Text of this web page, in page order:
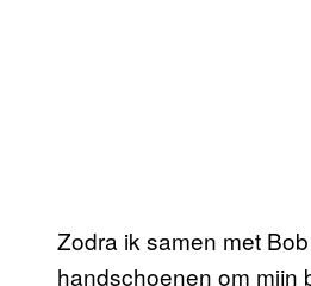
Zodra ik samen met
handschoenen om mijn